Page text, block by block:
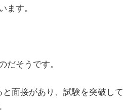
す。
そうです。
面接があり、試験を突破して